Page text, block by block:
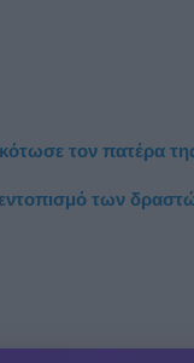
τον πατέρα
των